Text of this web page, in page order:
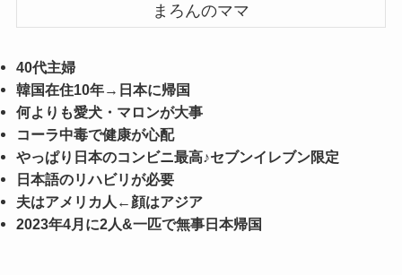
まろんのママ
40代主婦
韓国在住10年→ 日本に帰国
何よりも愛犬・マロンが大事
コーラ中毒で健康が心配
やっぱり日本のコンビニ最高♪セブンイレブン限定
日本語のリハビリが必要
夫はアメリカ人←顔はアジア
2023年4月に2人&一匹で無事日本帰国